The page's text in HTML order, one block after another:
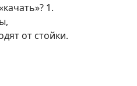
1.
от стойки.